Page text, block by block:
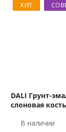
ХИТ
DALI Грунт-
слоновая
В наличии